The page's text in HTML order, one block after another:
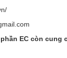
EC còn cung